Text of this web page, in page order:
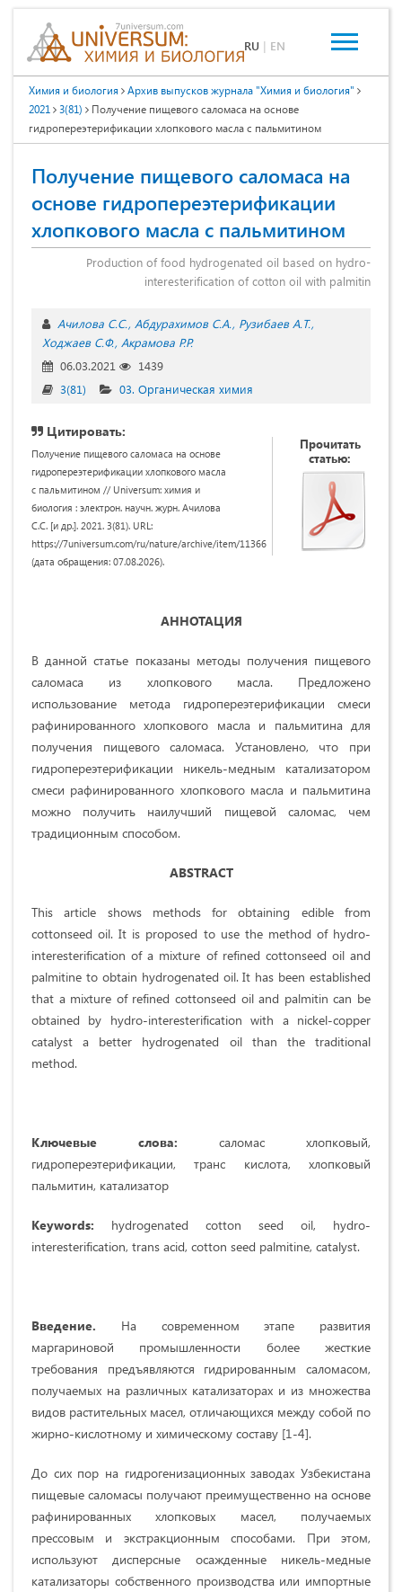
RU | EN
Химия и биология
Архив выпусков журнала "Химия и биология"
2021
3(81)
Получение пищевого саломаса на основе
гидропереэтерификации хлопкового масла с пальмитином
Получение пищевого саломаса на
основе гидропереэтерификации
хлопкового масла с пальмитином
Production of food hydrogenated oil based on hydro-
interesterification of cotton oil with palmitin
Ачилова С.С. Абдурахимов С.А. Рузибаев А.Т.
Ходжаев С.Ф. Акрамова Р.Р.
06.03.2021
1439
3(81)
03. Органическая химия
Цитировать:
Получение пищевого саломаса на основе
гидропереэтерификации хлопкового масла
с пальмитином // Universum: химия и
биология : электрон. научн. журн. Ачилова
С.С. [и др.]. 2021. 3(81). URL:
https://7universum.com/ru/nature/archive/item/11366
(дата обращения: 07.08.2026).
Прочитать
статью:
АННОТАЦИЯ
В данной статье показаны методы получения пищевого
саломаса из хлопкового масла. Предложено
использование метода гидропереэтерификации смеси
рафинированного хлопкового масла и пальмитина для
получения пищевого саломаса. Установлено, что при
гидропереэтерификации никель-медным катализатором
смеси рафинированного хлопкового масла и пальмитина
можно получить наилучший пищевой саломас, чем
традиционным способом.
ABSTRACT
This article shows methods for obtaining edible from
cottonseed oil. It is proposed to use the method of hydro-
interesterification of a mixture of refined cottonseed oil and
palmitine to obtain hydrogenated oil. It has been established
that a mixture of refined cottonseed oil and palmitin can be
obtained by hydro-interesterification with a nickel-copper
catalyst a better hydrogenated oil than the traditional
method.
Ключевые слова: саломас хлопковый,
гидропереэтерификации, транс кислота, хлопковый
пальмитин, катализатор
Keywords: hydrogenated cotton seed oil, hydro-
interesterification, trans acid, cotton seed palmitine, catalyst.
Введение. На современном этапе развития
маргариновой промышленности более жесткие
требования предъявляются гидрированным саломасом,
получаемых на различных катализаторах и из множества
видов растительных масел, отличающихся между собой по
жирно-кислотному и химическому составу [1-4].
До сих пор на гидрогенизационных заводах Узбекистана
пищевые саломасы получают преимущественно на основе
рафинированных хлопковых масел, получаемых
прессовым и экстракционным способами. При этом,
используют дисперсные осажденные никель-медные
катализаторы собственного производства или импортные